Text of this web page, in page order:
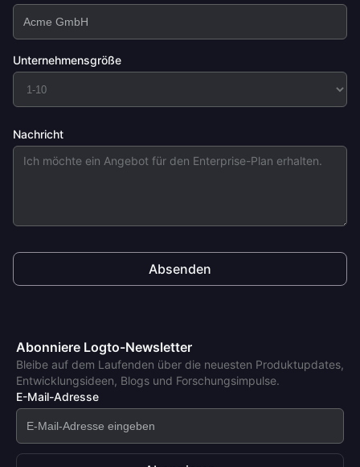
Unternehmensgröße
Nachricht
Absenden
Abonniere Logto-Newsletter
Bleibe auf dem Laufenden über die neuesten Produktupdates,
Entwicklungsideen, Blogs und Forschungsimpulse.
E-Mail-Adresse